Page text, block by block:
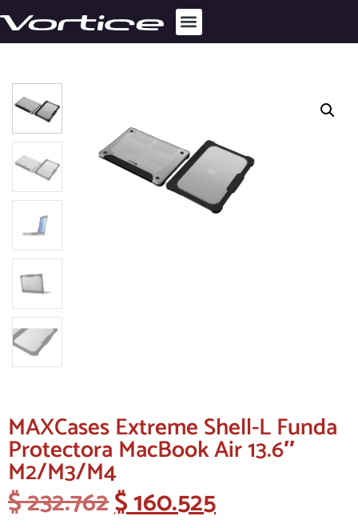
MAXCases Extreme Shell-L Funda
Protectora MacBook Air 13.6″
M2/M3/M4
$232.762$160.525